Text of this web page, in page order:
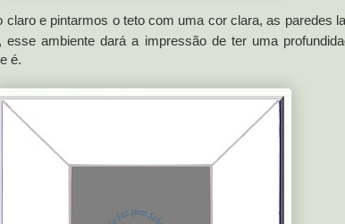
e pintarmos o teto com uma cor clara, as paredes
ambiente dará a impressão de ter uma
é.